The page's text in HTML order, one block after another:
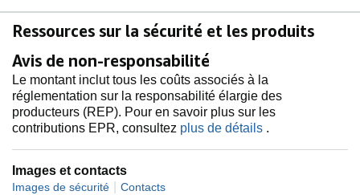
Ressources sur la sécurité et les produits
Avis de non-responsabilité
Le montant inclut tous les coûts associés à la
réglementation sur la responsabilité élargie des
producteurs (REP). Pour en savoir plus sur les
contributions EPR, consultez plus de détails .
Images et contacts
Images de sécurité Contacts